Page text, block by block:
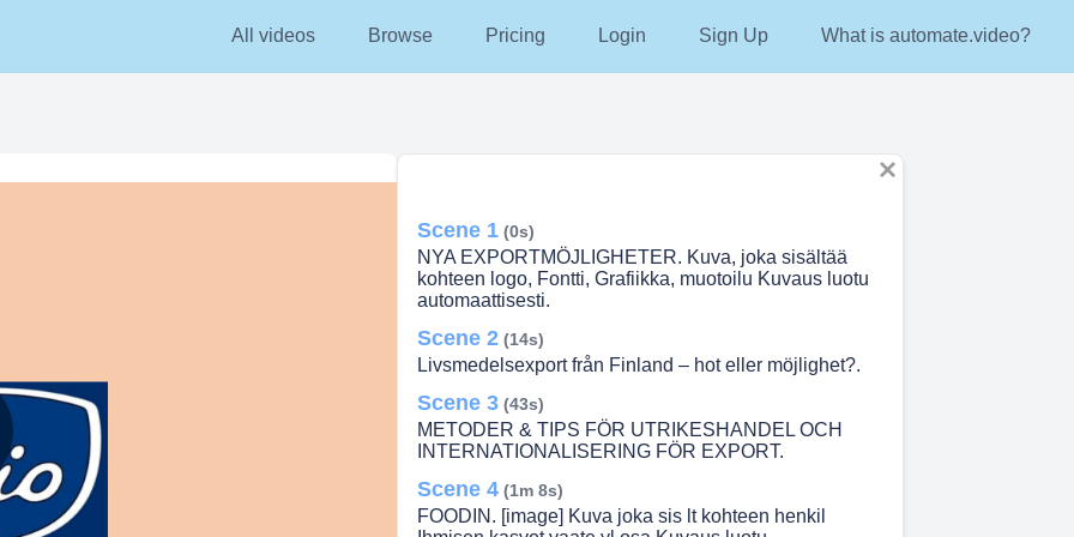
All videos Browse Pricing Login Sign Up What is automate.video?
Scene 1 (0s)
NYA EXPORTMÖJLIGHETER. Kuva, joka sisältää
kohteen logo, Fontti, Grafiikka, muotoilu Kuvaus luotu
automaattisesti.
Scene 2 (14s)
Livsmedelsexport från Finland – hot eller möjlighet?.
Scene 3 (43s)
METODER & TIPS FÖR UTRIKESHANDEL OCH
INTERNATIONALISERING FÖR EXPORT.
Scene 4 (1m 8s)
FOODIN. [image] Kuva joka sis lt kohteen henkil